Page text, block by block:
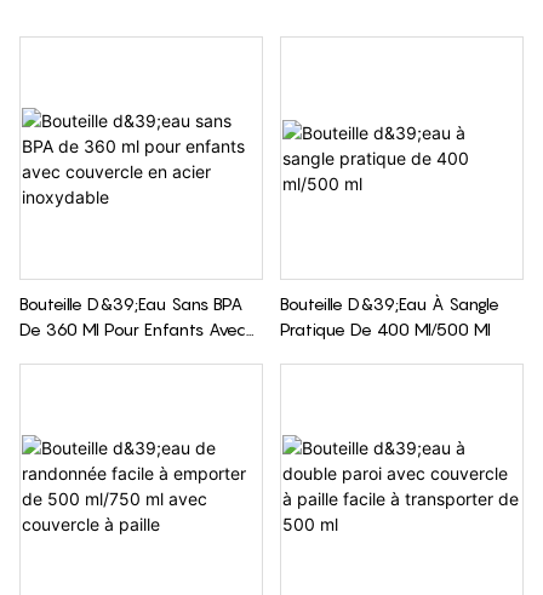
Bouteille D&39;eau Sans BPA
De 360 ​​ml Pour Enfants Avec
Bouteille D&39;eau À Sangle
Pratique De 400 Ml/500 Ml